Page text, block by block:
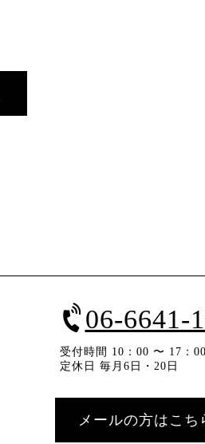
06-6641-
受付時間 10：00 〜 17：00
定休日 毎月6日・20日
メールの方はこち